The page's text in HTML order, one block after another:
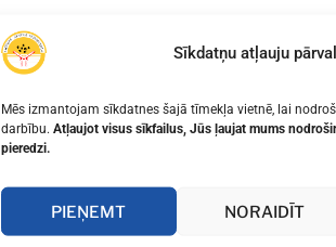
Sīkdatņu atļauju
Mēs izmantojam sīkdatnes šajā tīmekļa vietnē, lai
darbību. Atļaujot visus sīkfailus, Jūs ļaujat mums
pieredzi.
PIEŅEMT NORAIDĪT